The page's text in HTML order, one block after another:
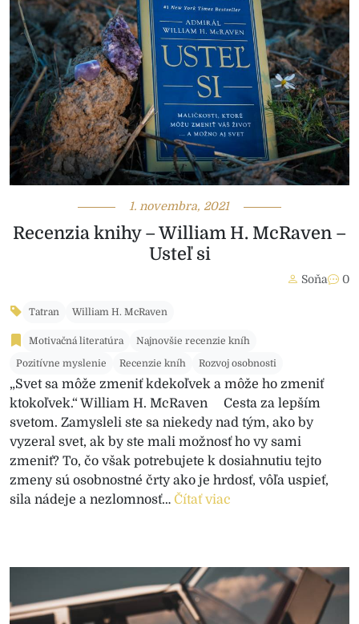
1. novembra, 2021
Recenzia knihy – William H. McRaven –
Usteľ si
Soňa 0
Tatran William H. McRaven
Motivačná literatúra
Najnovšie recenzie kníh
Pozitívne myslenie
Recenzie kníh Rozvoj osobnosti
„Svet sa môže zmeniť kdekoľvek a môže ho zmeniť
ktokoľvek.“ William H. McRaven Cesta za lepším
svetom. Zamysleli ste sa niekedy nad tým, ako by
vyzeral svet, ak by ste mali možnosť ho vy sami
zmeniť? To, čo však potrebujete k dosiahnutiu tejto
zmeny sú osobnostné črty ako je hrdosť, vôľa uspieť,
sila nádeje a nezlomnosť… Čítať viac